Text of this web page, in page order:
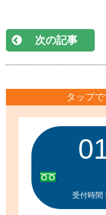
次の記事
タップ
受付時間